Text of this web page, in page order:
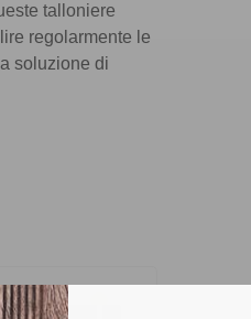
talloniere
regolarmente le
soluzione di